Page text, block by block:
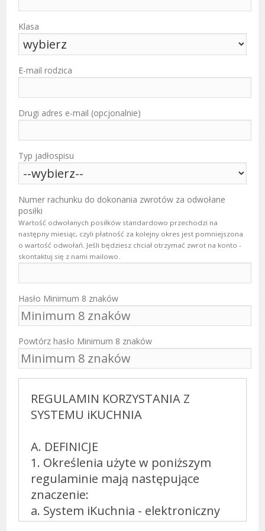
Klasa
E-mail rodzica
Drugi adres e-mail (opcjonalnie)
Typ jadłospisu
Numer rachunku do dokonania zwrotów za odwołane
posiłki
Wartość odwołanych posiłków standardowo przechodzi na
następny miesiąc, czyli płatność za kolejny okres jest pomniejszona
o wartość odwołań. Jeśli będziesz chciał otrzymać zwrot na konto -
skontaktuj się z nami mailowo.
Hasło Minimum 8 znaków
Powtórz hasło Minimum 8 znaków
REGULAMIN KORZYSTANIA Z
SYSTEMU iKUCHNIA
A. DEFINICJE
1. Określenia użyte w poniższym
regulaminie mają następujące
znaczenie:
a. System iKuchnia - elektroniczny
system służący Klientom do